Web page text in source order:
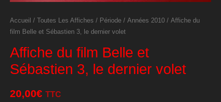
Accueil / Toutes Les Affiches / Période / Années 2010 / Affiche du
film Belle et Sébastien 3, le dernier volet
Affiche du film Belle et
Sébastien 3, le dernier volet
20,00€ TTC